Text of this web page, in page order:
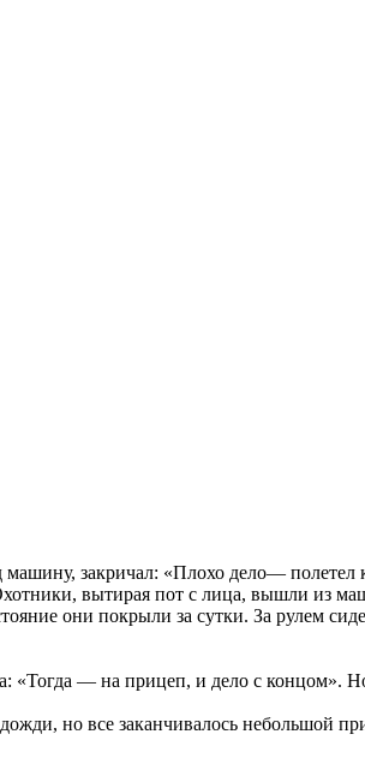
машину, закричал: «Плохо дело—
вытирая пот с лица, вышли из
они покрыли за сутки. За рулем
«Тогда — на прицеп, и дело с концом».
но все заканчивалось небольшой